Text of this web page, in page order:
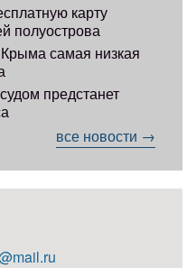
карту
полуострова
самая низкая
предстанет
все новости →